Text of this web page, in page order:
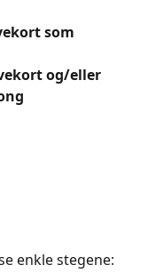
som
og/eller
enkle stegene: